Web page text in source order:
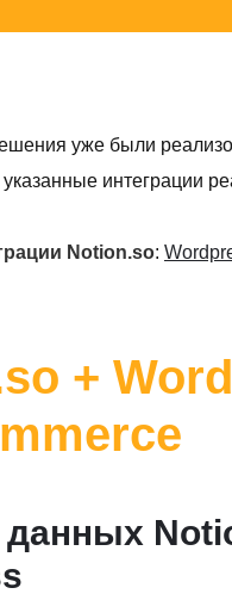
уже были
интеграции
Notion.so:
+